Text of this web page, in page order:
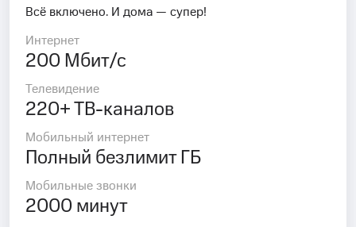
Всё включено. И дома — супер!
Интернет
200 Мбит/с
Телевидение
220+ ТВ-каналов
Мобильный интернет
Полный безлимит ГБ
Мобильные звонки
2000 минут